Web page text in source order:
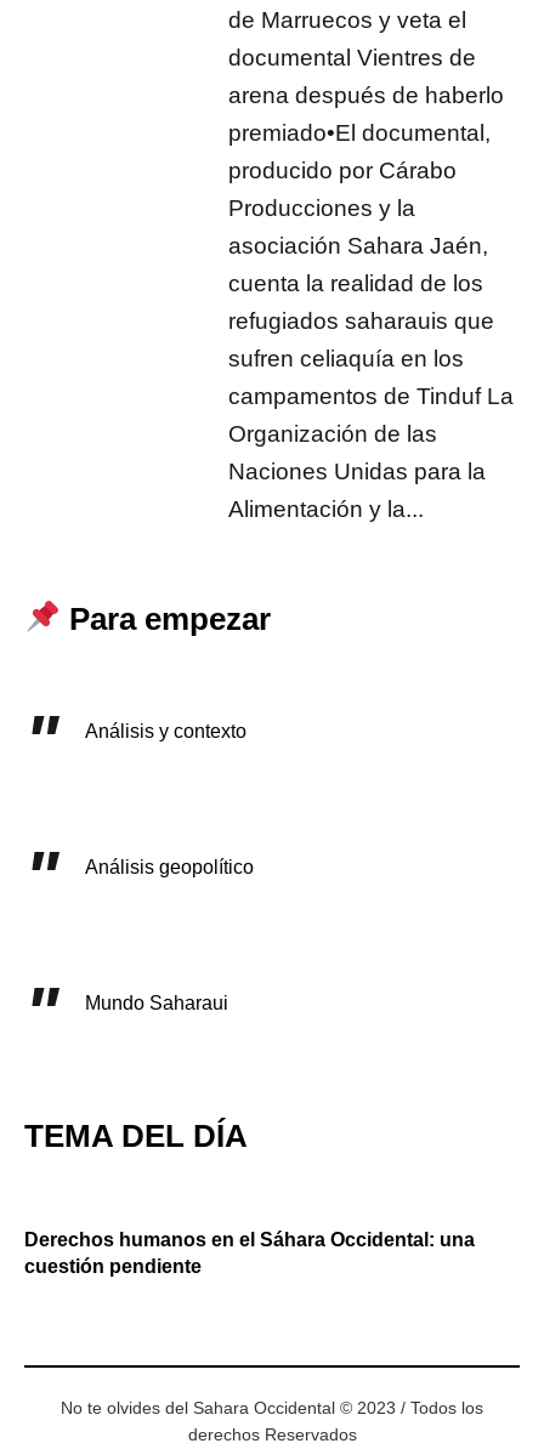
de Marruecos y veta el
documental Vientres de
arena después de haberlo
premiado•El documental,
producido por Cárabo
Producciones y la
asociación Sahara Jaén,
cuenta la realidad de los
refugiados saharauis que
sufren celiaquía en los
campamentos de Tinduf La
Organización de las
Naciones Unidas para la
Alimentación y la...
Para empezar
Análisis y contexto
Análisis geopolítico
Mundo Saharaui
TEMA DEL DÍA
Derechos humanos en el Sáhara Occidental: una
cuestión pendiente
No te olvides del Sahara Occidental © 2023 / Todos los
derechos Reservados